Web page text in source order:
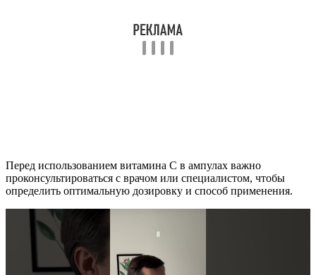
Перед использованием витамина C в ампулах важно
проконсультироваться с врачом или специалистом, чтобы
определить оптимальную дозировку и способ применения.